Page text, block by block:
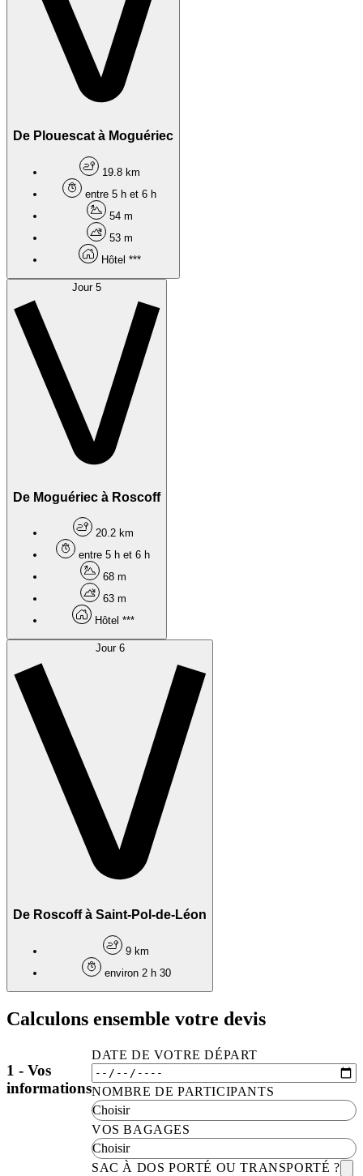
De Plouescat à Moguériec
19.8 km
entre 5 h et 6 h
54 m
53 m
Hôtel ***
Jour 5
De Moguériec à Roscoff
20.2 km
entre 5 h et 6 h
68 m
63 m
Hôtel ***
Jour 6
De Roscoff à Saint-Pol-de-Léon
9 km
environ 2 h 30
Calculons ensemble votre devis
1 - Vos
informations
DATE DE VOTRE DÉPART
NOMBRE DE PARTICIPANTS
VOS BAGAGES
SAC À DOS PORTÉ OU TRANSPORTÉ ?